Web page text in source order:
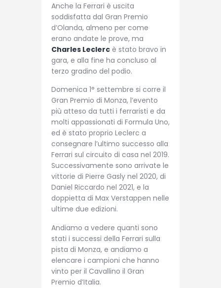
Anche la Ferrari è uscita
soddisfatta dal Gran Premio
d’Olanda, almeno per come
erano andate le prove, ma
Charles Leclerc è stato bravo in
gara, e alla fine ha concluso al
terzo gradino del podio.
Domenica 1° settembre si corre il
Gran Premio di Monza, l’evento
più atteso da tutti i ferraristi e da
molti appassionati di Formula Uno,
ed è stato proprio Leclerc a
consegnare l’ultimo successo alla
Ferrari sul circuito di casa nel 2019.
Successivamente sono arrivate le
vittorie di Pierre Gasly nel 2020, di
Daniel Riccardo nel 2021, e la
doppietta di Max Verstappen nelle
ultime due edizioni.
Andiamo a vedere quanti sono
stati i successi della Ferrari sulla
pista di Monza, e andiamo a
elencare i campioni che hanno
vinto per il Cavallino il Gran
Premio d’Italia.